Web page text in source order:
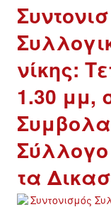
ΜΈΣΗ
νίκης:
1.30 μμ,
τα